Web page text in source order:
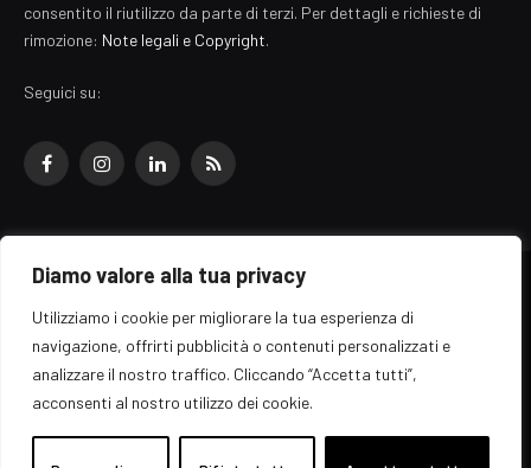
Diamo valore alla tua privacy
Utilizziamo i cookie per migliorare la tua esperienza di
navigazione, offrirti pubblicità o contenuti personalizzati e
analizzare il nostro traffico. Cliccando “Accetta tutti”,
acconsenti al nostro utilizzo dei cookie.
consentito il riutilizzo da parte di terzi. Per dettagli e richieste di
rimozione: Note legali e Copyright.
Seguici su:
FacebookInstagramLinkedInRSS
© 2026 EZ Rome Designed by ARvis.it
Il portale EZ Rome e' una testata giornalistica di carattere generalista
registrata al tribunale di Roma - Numero 389/2008
Direttore responsabile: Raffaella Roani - ISSN: 2036-783X
Edito da ARvis.it srl - via Alessandria 88 - 00198 Roma CF/PI/R.I.